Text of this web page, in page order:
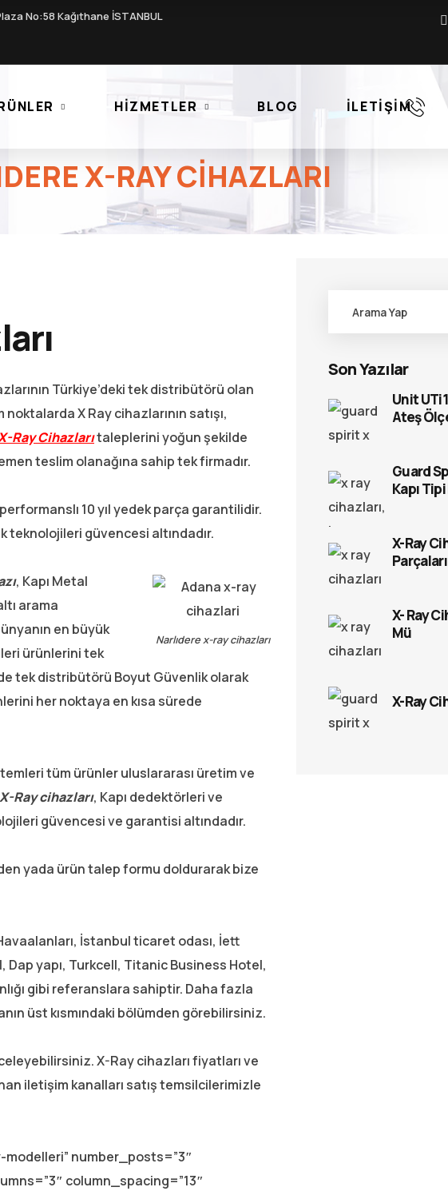
No:58 Kağıthane İSTANBUL
HIZMETLER BLOG İLETIŞIM
X-RAY CIHAZLARI
Türkiye’deki tek distribütörü olan
X Ray cihazlarının satışı,
Ray Cihazlarıtaleplerini yoğun şekilde
teslim olanağına sahip tek firmadır.
10 yıl yedek parça garantilidir.
teknolojileri güvencesi altındadır.
Narlıdere x-ray cihazları
, Kapı Metal
arama
en büyük
ürünlerini tek
tek distribütörü Boyut Güvenlik olarak
her noktaya en kısa sürede
tüm ürünler uluslararası üretim ve
X-Ray cihazları, Kapı dedektörleri ve
güvencesi ve garantisi altındadır.
yada ürün talep formu doldurarak bize
İstanbul ticaret odası, İett
yapı, Turkcell, Titanic Business Hotel,
gibi referanslara sahiptir. Daha fazla
üst kısmındaki bölümden görebilirsiniz.
X-Ray cihazları fiyatları ve
iletişim kanalları satış temsilcilerimizle
number_posts=”3″
column_spacing=”13″
Son Yazılar
Unit
Ateş
Guard
Kapı
X-Ray
Parçaları
X- Ray
Mü
X-Ray